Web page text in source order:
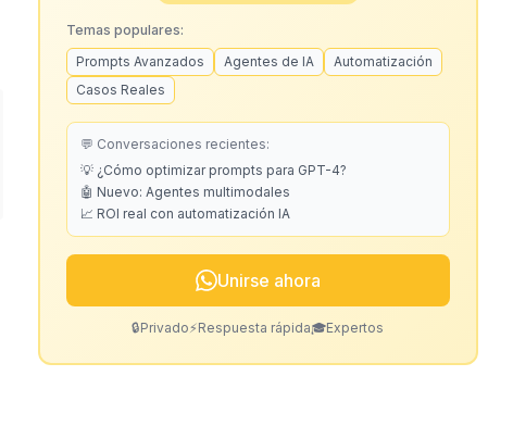
Temas populares:
Prompts Avanzados
Agentes de IA
Automatización
Casos Reales
💬 Conversaciones recientes:
💡 ¿Cómo optimizar prompts para GPT-4?
🤖 Nuevo: Agentes multimodales
📈 ROI real con automatización IA
Unirse ahora
🔒Privado⚡Respuesta rápida🎓Expertos